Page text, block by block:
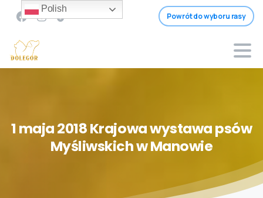
Powrót do wyboru rasy
1 maja2018Krajowawystawapsów
MyśliwskichwManowie
Polish